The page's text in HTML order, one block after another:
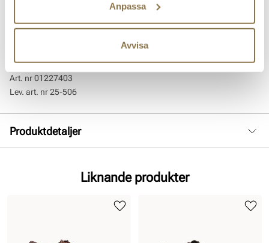
Anpassa
Avvisa
elastisk gummisula och snören.
Art. nr01227403
Lev. art. nr25-506
Produktdetaljer
Liknande produkter